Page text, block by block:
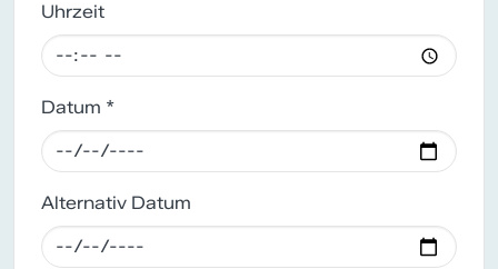
Uhrzeit
Datum *
Alternativ Datum